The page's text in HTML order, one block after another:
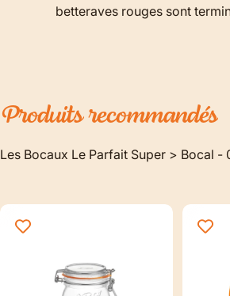
betteraves rouges sont
Produitsrecommandés
Les Bocaux Le Parfait Super > Bocal -